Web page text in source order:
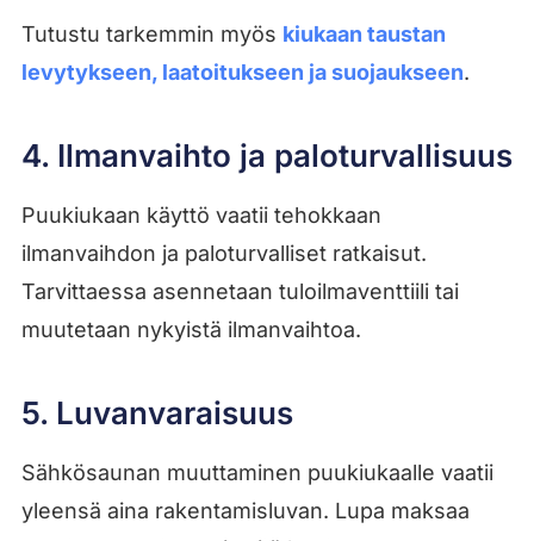
Tutustu tarkemmin myös kiukaan taustan
levytykseen, laatoitukseen ja suojaukseen.
4. Ilmanvaihto ja paloturvallisuus
Puukiukaan käyttö vaatii tehokkaan
ilmanvaihdon ja paloturvalliset ratkaisut.
Tarvittaessa asennetaan tuloilmaventtiili tai
muutetaan nykyistä ilmanvaihtoa.
5. Luvanvaraisuus
Sähkösaunan muuttaminen puukiukaalle vaatii
yleensä aina rakentamisluvan. Lupa maksaa